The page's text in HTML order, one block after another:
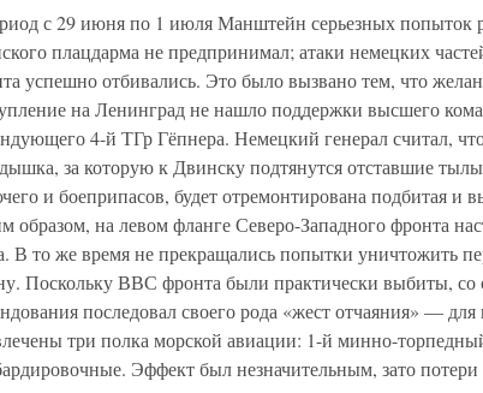
с 29 июня по 1 июля Манштейн серьезных попыток
плацдарма не предпринимал; атаки немецких
успешно отбивались. Это было вызвано тем, что
на Ленинград не нашло поддержки высшего
4-й ТГр Гёпнера. Немецкий генерал считал,
за которую к Двинску подтянутся отставшие
и боеприпасов, будет отремонтирована подбитая и
образом, на левом фланге Северо-Западного фронта
В то же время не прекращались попытки уничтожить
Поскольку ВВС фронта были практически выбиты, со
последовал своего рода «жест отчаяния» —
три полка морской авиации: 1-й минно-
Эффект был незначительным, зато потери